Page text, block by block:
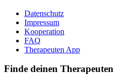
Datenschutz
Impressum
Kooperation
FAQ
Therapeuten App
Finde deinen Therapeuten